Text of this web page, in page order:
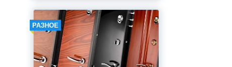
РАЗНОЕ